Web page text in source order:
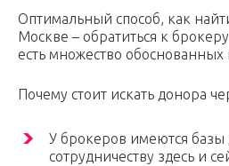
Оптимальный способ, как
Москве – обратиться к
есть множество обоснованных
Почему стоит искать донора
У брокеров имеются базы
сотрудничеству здесь и